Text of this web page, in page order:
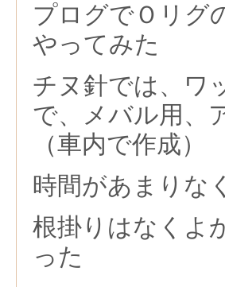
プログでＯリグ
やってみた
チヌ針では、ワ
で、メバル用、
（車内で作成）
時間があまりな
根掛りはなくよ
った